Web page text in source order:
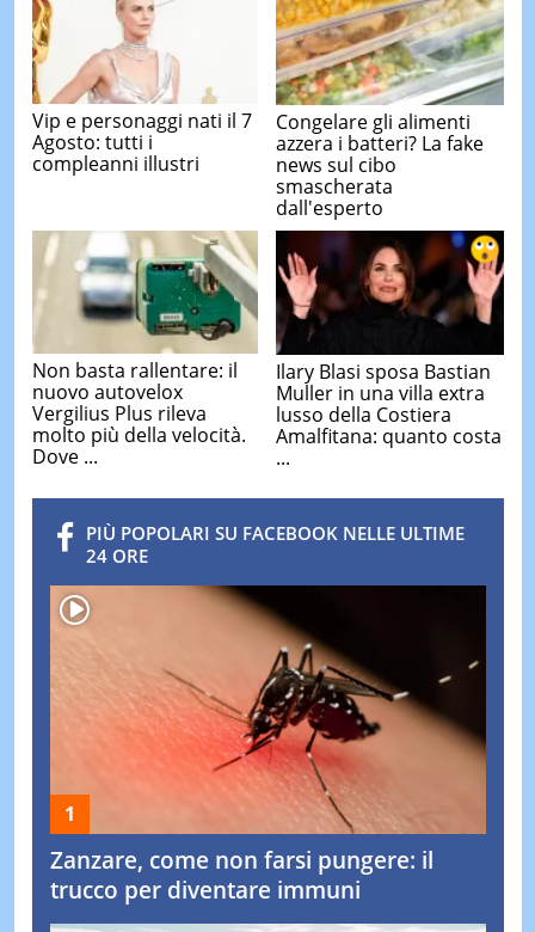
Vip e personaggi nati il 7
Agosto: tutti i
compleanni illustri
Congelare gli alimenti
azzera i batteri? La fake
news sul cibo
smascherata
dall'esperto
Non basta rallentare: il
nuovo autovelox
Vergilius Plus rileva
molto più della velocità.
Dove ...
Ilary Blasi sposa Bastian
Muller in una villa extra
lusso della Costiera
Amalfitana: quanto costa
...
PIÙ POPOLARI SU FACEBOOK NELLE ULTIME
24 ORE
Zanzare, come non farsi pungere: il
trucco per diventare immuni